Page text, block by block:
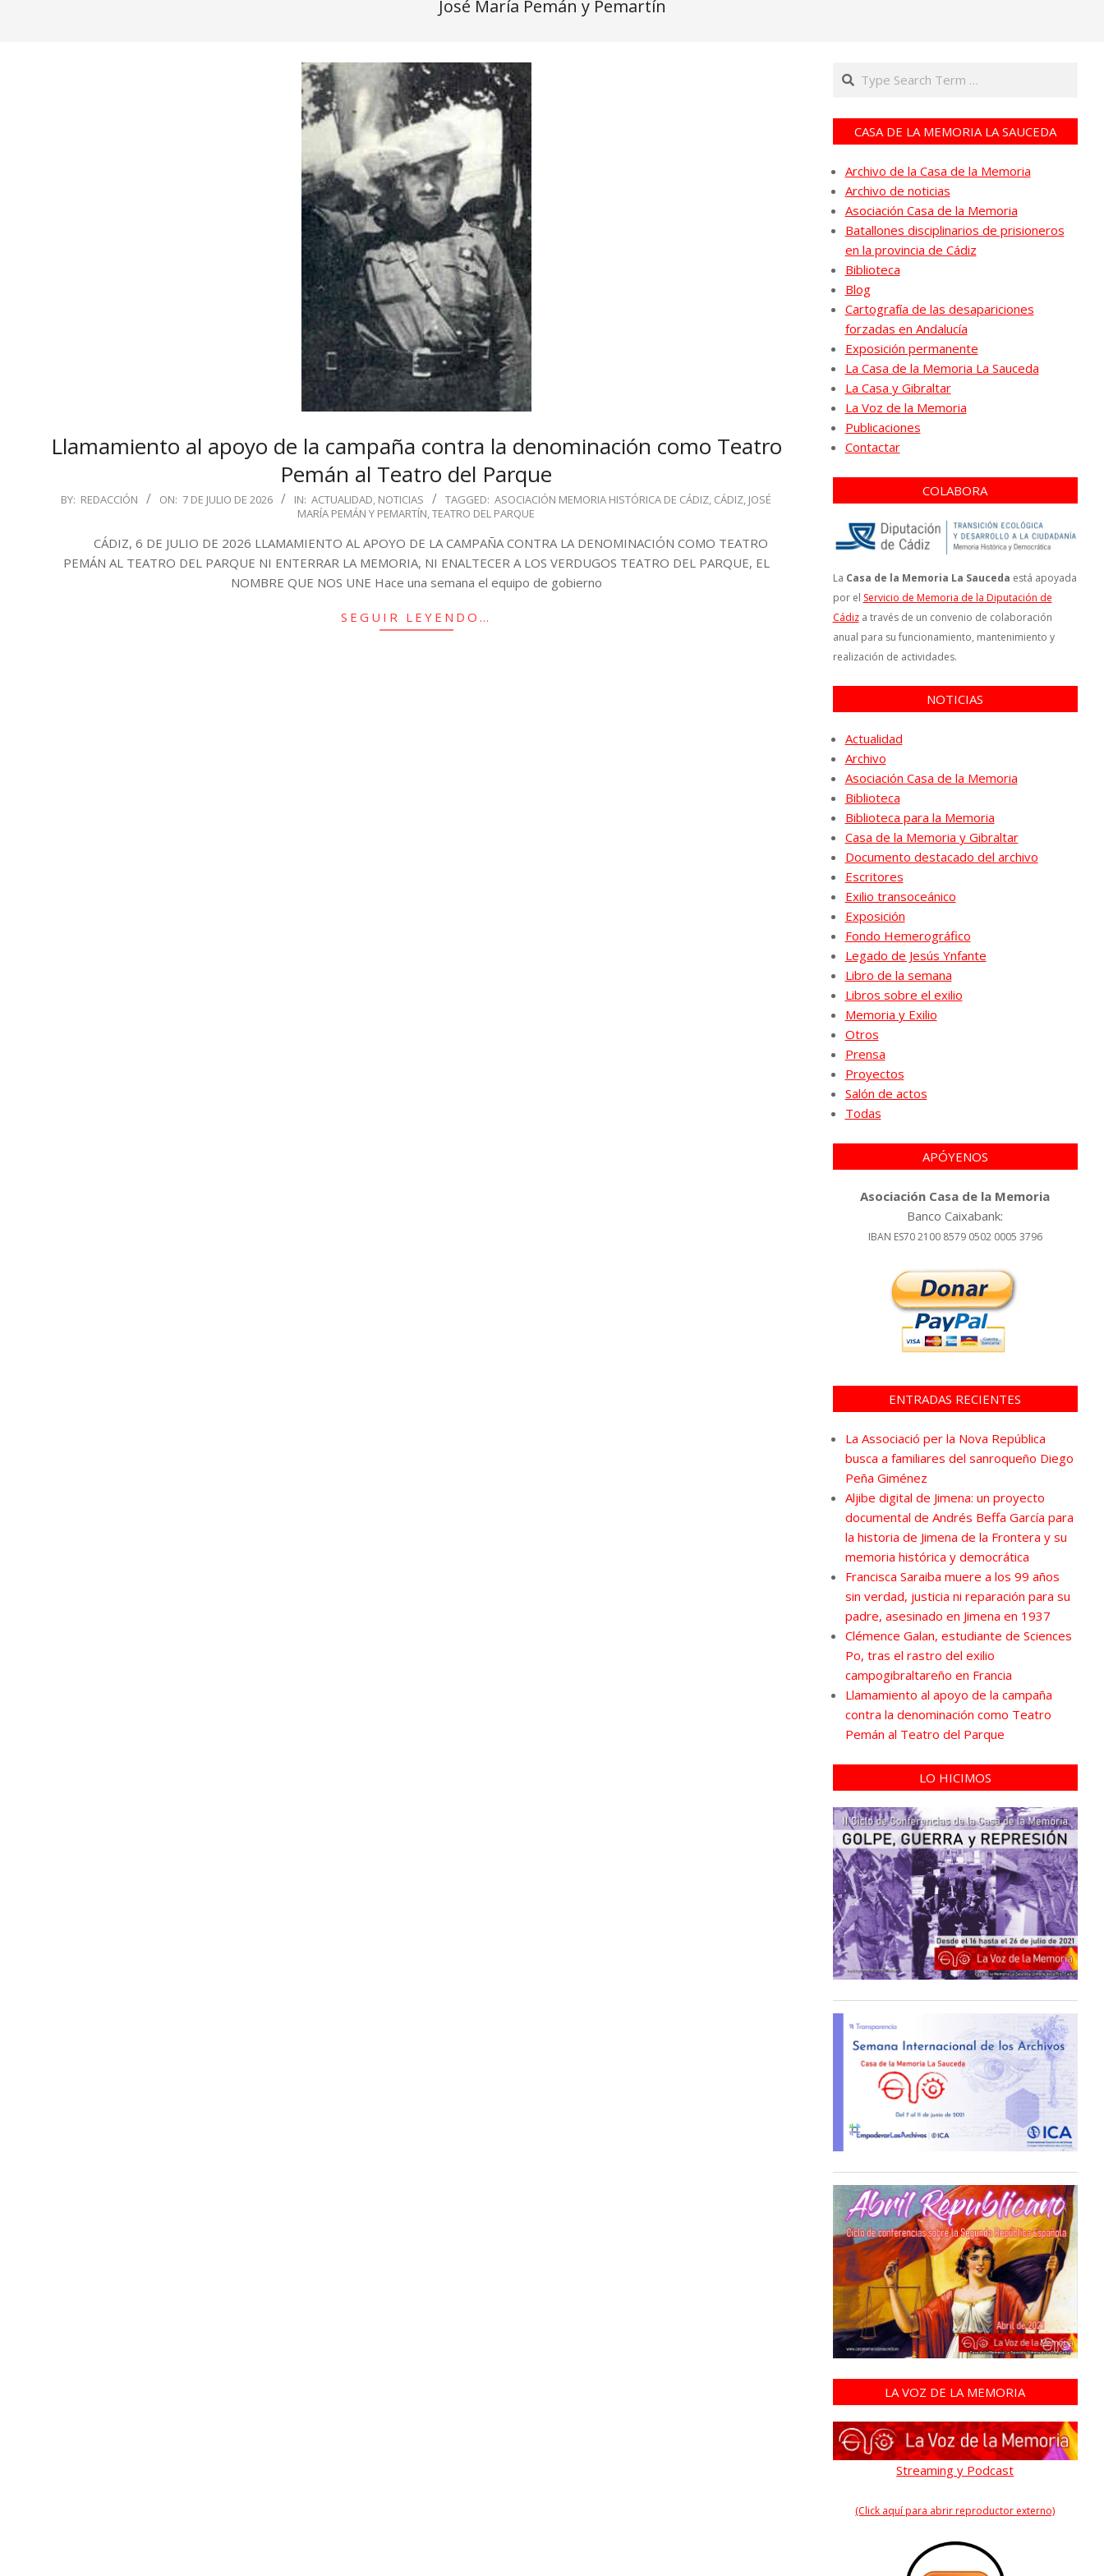
José María Pemán y Pemartín
Llamamiento al apoyo de la campaña contra la denominación como Teatro
Pemán al Teatro del Parque
2026-
BY: REDACCIÓN ON: 7 DE JULIO DE 2026 IN: ACTUALIDAD, NOTICIAS TAGGED: ASOCIACIÓN MEMORIA HISTÓRICA DE CÁDIZ, CÁDIZ, JOSÉ
MARÍA PEMÁN Y PEMARTÍN,TEATRO DEL PARQUE
CÁDIZ, 6 DE JULIO DE 2026 LLAMAMIENTO AL APOYO DE LA CAMPAÑA CONTRA LA DENOMINACIÓN COMO TEATRO
PEMÁN AL TEATRO DEL PARQUE NI ENTERRAR LA MEMORIA, NI ENALTECER A LOS VERDUGOS TEATRO DEL PARQUE, EL
NOMBRE QUE NOS UNE Hace una semana el equipo de gobierno
SEGUIR LEYENDO…
Search
CASA DE LA MEMORIA LA SAUCEDA
Archivo de la Casa de la Memoria
Archivo de noticias
Asociación Casa de la Memoria
Batallones disciplinarios de prisioneros
en la provincia de Cádiz
Biblioteca
Blog
Cartografía de las desapariciones
forzadas en Andalucía
Exposición permanente
La Casa de la Memoria La Sauceda
La Casa y Gibraltar
La Voz de la Memoria
Publicaciones
Contactar
COLABORA
La Casa de la Memoria La Sauceda está apoyada
por el Servicio de Memoria de la Diputación de
Cádiza través de un convenio de colaboración
anual para su funcionamiento, mantenimiento y
realización de actividades.
NOTICIAS
Actualidad
Archivo
Asociación Casa de la Memoria
Biblioteca
Biblioteca para la Memoria
Casa de la Memoria y Gibraltar
Documento destacado del archivo
Escritores
Exilio transoceánico
Exposición
Fondo Hemerográfico
Legado de Jesús Ynfante
Libro de la semana
Libros sobre el exilio
Memoria y Exilio
Otros
Prensa
Proyectos
Salón de actos
Todas
APÓYENOS
Asociación Casa de la Memoria
Banco Caixabank:
IBAN ES70 2100 8579 0502 0005 3796
ENTRADAS RECIENTES
La Associació per la Nova República
busca a familiares del sanroqueño Diego
Peña Giménez
Aljibe digital de Jimena: un proyecto
documental de Andrés Beffa García para
la historia de Jimena de la Frontera y su
memoria histórica y democrática
Francisca Saraiba muere a los 99 años
sin verdad, justicia ni reparación para su
padre, asesinado en Jimena en 1937
Clémence Galan, estudiante de Sciences
Po, tras el rastro del exilio
campogibraltareño en Francia
Llamamiento al apoyo de la campaña
contra la denominación como Teatro
Pemán al Teatro del Parque
LO HICIMOS
LA VOZ DE LA MEMORIA
Streaming y Podcast
(Click aquí para abrir reproductor externo)